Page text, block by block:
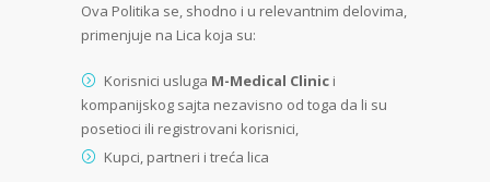
Ova Politika se, shodno i u relevantnim delovima,
primenjuje na Lica koja su:
Korisnici usluga M-Medical Clinic i
kompanijskog sajta nezavisno od toga da li su
posetioci ili registrovani korisnici,
Kupci, partneri i treća lica